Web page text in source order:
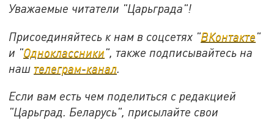
Уважаемые читатели "Царьграда"!
Присоединяйтесь к нам в соцсетях "ВКонтакте"
и "Одноклассники", также подписывайтесь на
наш телеграм-канал
Если вам есть чем поделиться с редакцией
"Царьград. Беларусь", присылайте свои